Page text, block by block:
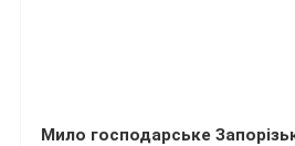
Мило господарське